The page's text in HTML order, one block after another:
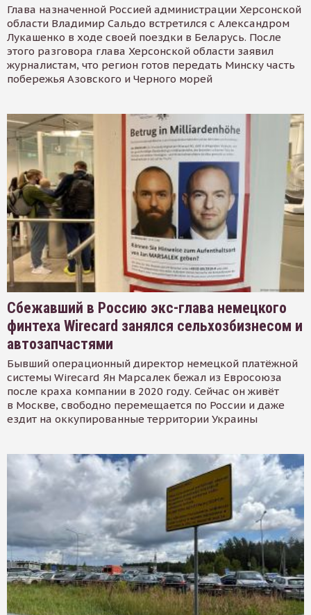
Глава назначенной Россией администрации Херсонской
области Владимир Сальдо встретился с Александром
Лукашенко в ходе своей поездки в Беларусь. После
этого разговора глава Херсонской области заявил
журналистам, что регион готов передать Минску часть
побережья Азовского и Черного морей
Сбежавший в Россию экс-глава немецкого
финтеха Wirecard занялся сельхозбизнесом и
автозапчастями
Бывший операционный директор немецкой платёжной
системы Wirecard Ян Марсалек бежал из Евросоюза
после краха компании в 2020 году. Сейчас он живёт
в Москве, свободно перемещается по России и даже
ездит на оккупированные территории Украины